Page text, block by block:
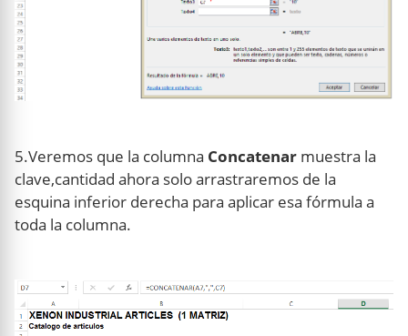
5.Veremos que la columna Concatenar muestra la
clave,cantidad ahora solo arrastraremos de la
esquina inferior derecha para aplicar esa fórmula a
toda la columna.